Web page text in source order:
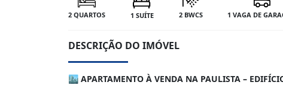
2 QUARTOS 1 SUÍTE 2 BWCS 1 VAGA DE
DESCRIÇÃO DO IMÓVEL
🏙️ APARTAMENTO À VENDA NA PAULISTA –